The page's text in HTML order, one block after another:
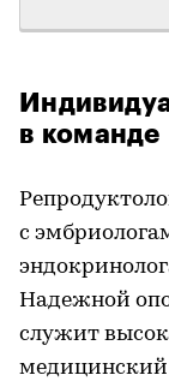
в команде
с
Надежной
служит
медицинский